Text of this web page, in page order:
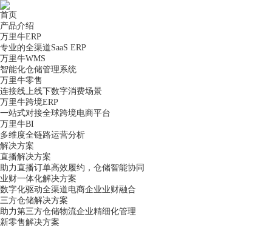
首页
产品介绍
万里牛ERP
专业的全渠道SaaS ERP
万里牛WMS
智能化仓储管理系统
万里牛零售
连接线上线下数字消费场景
万里牛跨境ERP
一站式对接全球跨境电商平台
万里牛BI
多维度全链路运营分析
解决方案
直播解决方案
助力直播订单高效履约，仓储智能协同
业财一体化解决方案
数字化驱动全渠道电商企业业财融合
三方仓储解决方案
助力第三方仓储物流企业精细化管理
新零售解决方案